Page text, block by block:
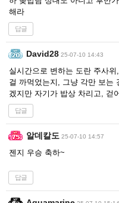
해라
답글
David28 25-07-10 14:43
실시간으로 변하는 도란 주사
걸 까먹었는지, 그냥 각만 보는
겠지만 자기가 밥상 차리고, 걷
답글
알데칼도 25-07-10 14:57
젠지 우승 축하~
답글